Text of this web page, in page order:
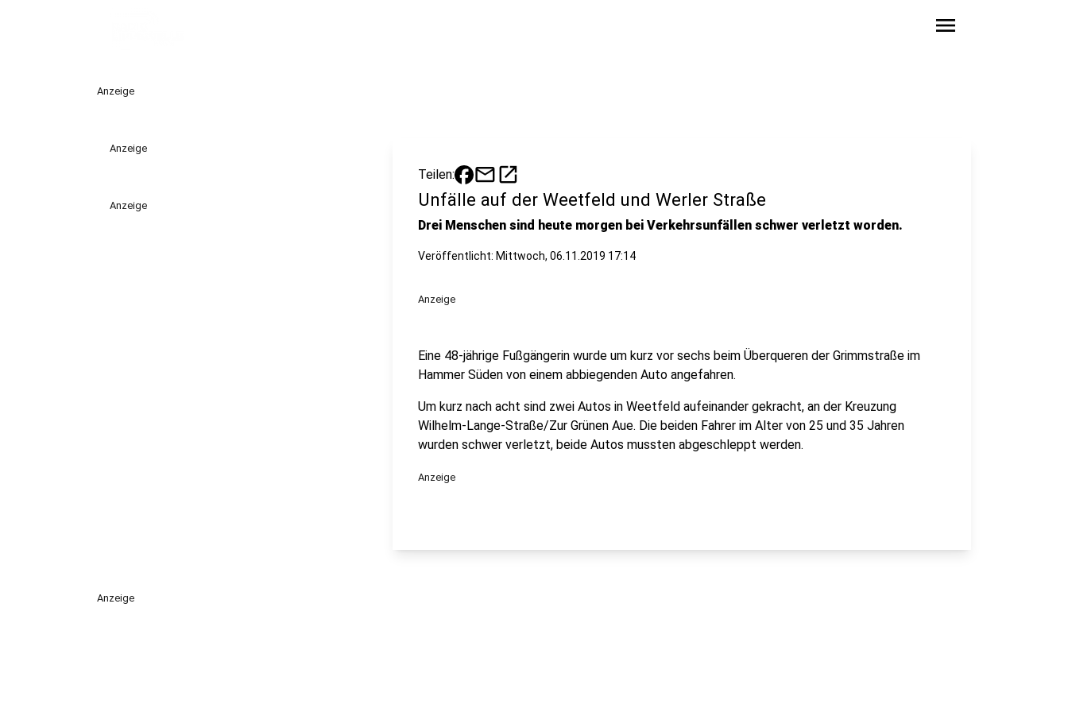
menu
Anzeige
Anzeige
Anzeige
Teilen: mailopen_in_new
Unfälle auf der Weetfeld und Werler Straße
Drei Menschen sind heute morgen bei Verkehrsunfällen schwer verletzt worden.
Veröffentlicht: Mittwoch, 06.11.2019 17:14
Anzeige
Eine 48-jährige Fußgängerin wurde um kurz vor sechs beim Überqueren der Grimmstraße im
Hammer Süden von einem abbiegenden Auto angefahren.
Um kurz nach acht sind zwei Autos in Weetfeld aufeinander gekracht, an der Kreuzung
Wilhelm-Lange-Straße/Zur Grünen Aue. Die beiden Fahrer im Alter von 25 und 35 Jahren
wurden schwer verletzt, beide Autos mussten abgeschleppt werden.
Anzeige
Anzeige